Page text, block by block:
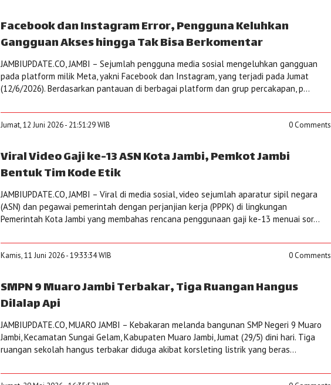
Facebook dan Instagram Error, Pengguna Keluhkan
Gangguan Akses hingga Tak Bisa Berkomentar
JAMBIUPDATE.CO, JAMBI – Sejumlah pengguna media sosial mengeluhkan gangguan
pada platform milik Meta, yakni Facebook dan Instagram, yang terjadi pada Jumat
(12/6/2026). Berdasarkan pantauan di berbagai platform dan grup percakapan, p...
Jumat, 12 Juni 2026 - 21:51:29 WIB 0 Comments
Viral Video Gaji ke-13 ASN Kota Jambi, Pemkot Jambi
Bentuk Tim Kode Etik
JAMBIUPDATE.CO, JAMBI – Viral di media sosial, video sejumlah aparatur sipil negara
(ASN) dan pegawai pemerintah dengan perjanjian kerja (PPPK) di lingkungan
Pemerintah Kota Jambi yang membahas rencana penggunaan gaji ke-13 menuai sor...
Kamis, 11 Juni 2026 - 19:33:34 WIB 0 Comments
SMPN 9 Muaro Jambi Terbakar, Tiga Ruangan Hangus
Dilalap Api
JAMBIUPDATE.CO, MUARO JAMBI – Kebakaran melanda bangunan SMP Negeri 9 Muaro
Jambi, Kecamatan Sungai Gelam, Kabupaten Muaro Jambi, Jumat (29/5) dini hari. Tiga
ruangan sekolah hangus terbakar diduga akibat korsleting listrik yang beras...